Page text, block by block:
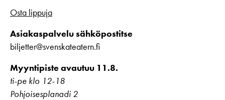
Osta lippuja
Asiakaspalvelu sähköpostitse
biljetter@svenskateatern.fi
Myyntipiste avautuu 11.8.
ti-pe klo 12-18
Pohjoisesplanadi 2